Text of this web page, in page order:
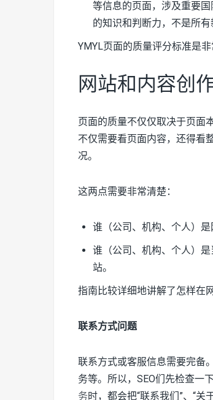
等信息的页面，涉及重要
的知识和判断力，不是所有
YMYL页面的质量评分标准是
网站和内容创
页面的质量不仅仅取决于页面
不仅需要看页面内容，还得看
况。
这两点需要非常清楚：
谁（公司、机构、个人）是
谁（公司、机构、个人）
站。
指南比较详细地讲解了怎样在
联系方式问题
联系方式或客服信息需要完备
务等。所以，SEO们先检查一
务时，都会把“联系我们”、“关